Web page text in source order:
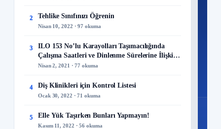
2 Tehlike Sınıfınızı Öğrenin
Nisan 10, 2022 · 97 okuma
3
ILO 153 No’lu Karayolları Taşımacılığında
Çalışma Saatleri ve Dinlenme Sürelerine İlişkin
Sözleşme
Nisan 2, 2021 · 77 okuma
4 Diş Klinikleri için Kontrol Listesi
Ocak 30, 2022 · 71 okuma
5 Elle Yük Taşırken Bunları Yapmayın!
Kasım 11, 2022 · 56 okuma